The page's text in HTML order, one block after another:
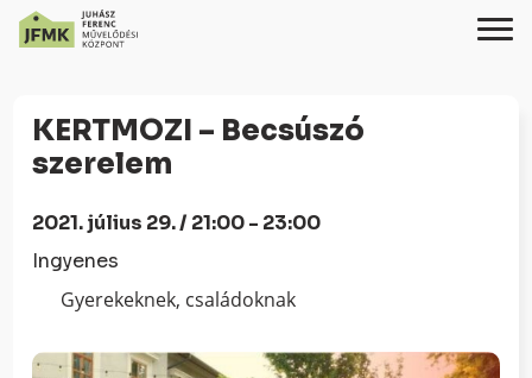
Content
navigációhoz
KERTMOZI – Becsúszó
szerelem
2021. július 29. / 21:00 - 23:00
Ingyenes
Gyerekeknek, családoknak